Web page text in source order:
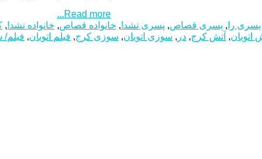
Read more...
پسری را , پسری قصاص, پسری نشد!, خانواده‌ قصاص, خانواده‌ نشد!,
اتوبان, آتش کرج, در , سوزی اتوبان, سوزی کرج, فیلم اتوبان,